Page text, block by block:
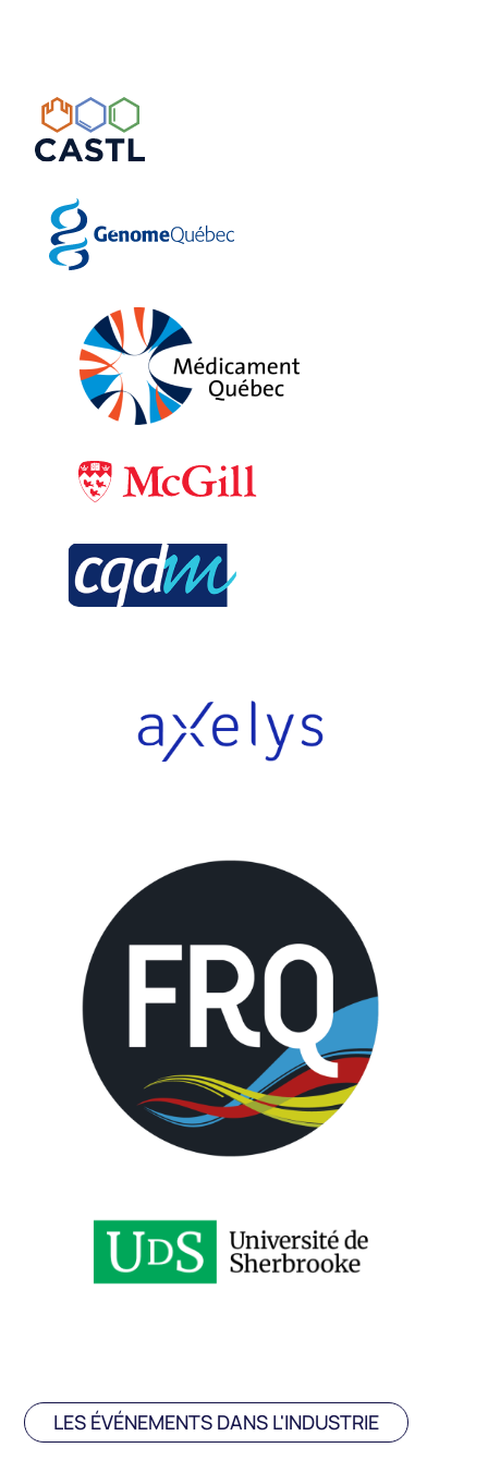
LES ÉVÉNEMENTS DANS L'INDUSTRIE